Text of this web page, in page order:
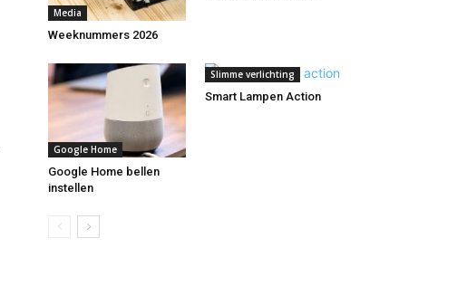
Media
Weeknummers 2026
Google Home
Google Home bellen
instellen
Slimme verlichting
Smart Lampen Action